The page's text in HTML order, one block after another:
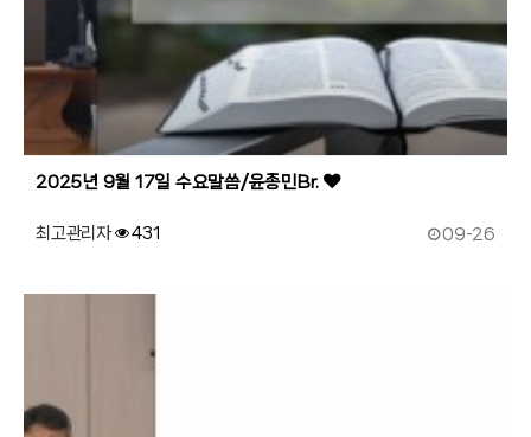
2025년 9월 17일 수요말씀/윤종민Br.
최고관리자 09-26
431
176
작성자
조회